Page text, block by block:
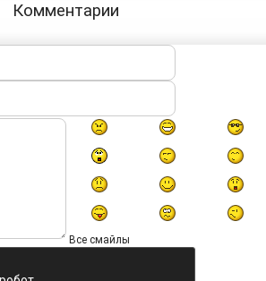
Комментарии
Все смайлы